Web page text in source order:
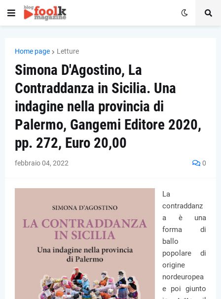
Home page Letture
Simona D'Agostino, La
Contraddanza in Sicilia. Una
indagine nella provincia di
Palermo, Gangemi Editore 2020,
pp. 272, Euro 20,00
febbraio 04, 2022 0
La
contraddanz
a è una
forma di
ballo
popolare di
origine
nordeuropea
e poi giunto